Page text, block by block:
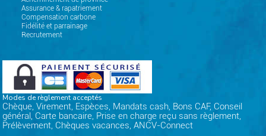
Assurance & rapatriement
Compensation carbone
Fidélité et parrainage
Recrutement
Modes de règlement acceptés
Chèque, Virement, Espèces, Mandats cash, Bons CAF, Conseil
général, Carte bancaire, Prise en charge reçu sans règlement,
Prélèvement, Chèques vacances, ANCV-Connect